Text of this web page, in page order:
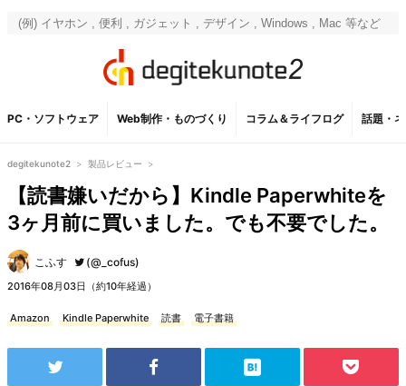
PC・ソフトウェア Web制作・ものづくり コラム＆ライフログ 話題・
degitekunote2 > 製品レビュー >
【読書嫌いだから】Kindle Paperwhiteを
3ヶ月前に買いました。でも不要でした。
こふす (@_cofus)
2016年08月03日（約10年経過）
Amazon Kindle Paperwhite 読書 電子書籍